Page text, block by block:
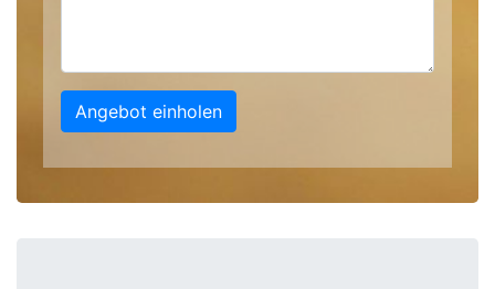
Angebot einholen